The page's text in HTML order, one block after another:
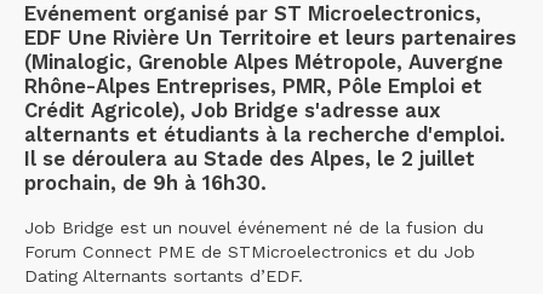
Evénement organisé par ST Microelectronics,
EDF Une Rivière Un Territoire et leurs partenaires
(Minalogic, Grenoble Alpes Métropole, Auvergne
Rhône-Alpes Entreprises, PMR, Pôle Emploi et
Crédit Agricole), Job Bridge s'adresse aux
alternants et étudiants à la recherche d'emploi.
Il se déroulera au Stade des Alpes, le 2 juillet
prochain, de 9h à 16h30.
Job Bridge est un nouvel événement né de la fusion du
Forum Connect PME de STMicroelectronics et du Job
Dating Alternants sortants d’EDF.